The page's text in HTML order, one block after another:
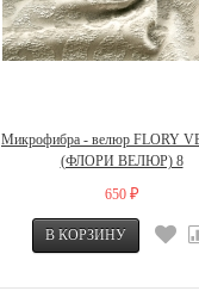
Микрофибра - велюр FLORY
(ФЛОРИ ВЕЛЮР) 8
650 ₽